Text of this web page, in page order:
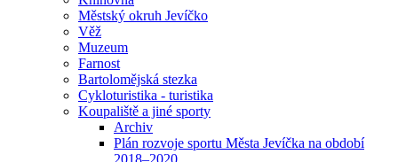
Městský okruh Jevíčko
Věž
Muzeum
Farnost
Bartolomějská stezka
Cykloturistika - turistika
Koupaliště a jiné sporty
Archiv
Plán rozvoje sportu Města Jevíčka na období
2018–2020